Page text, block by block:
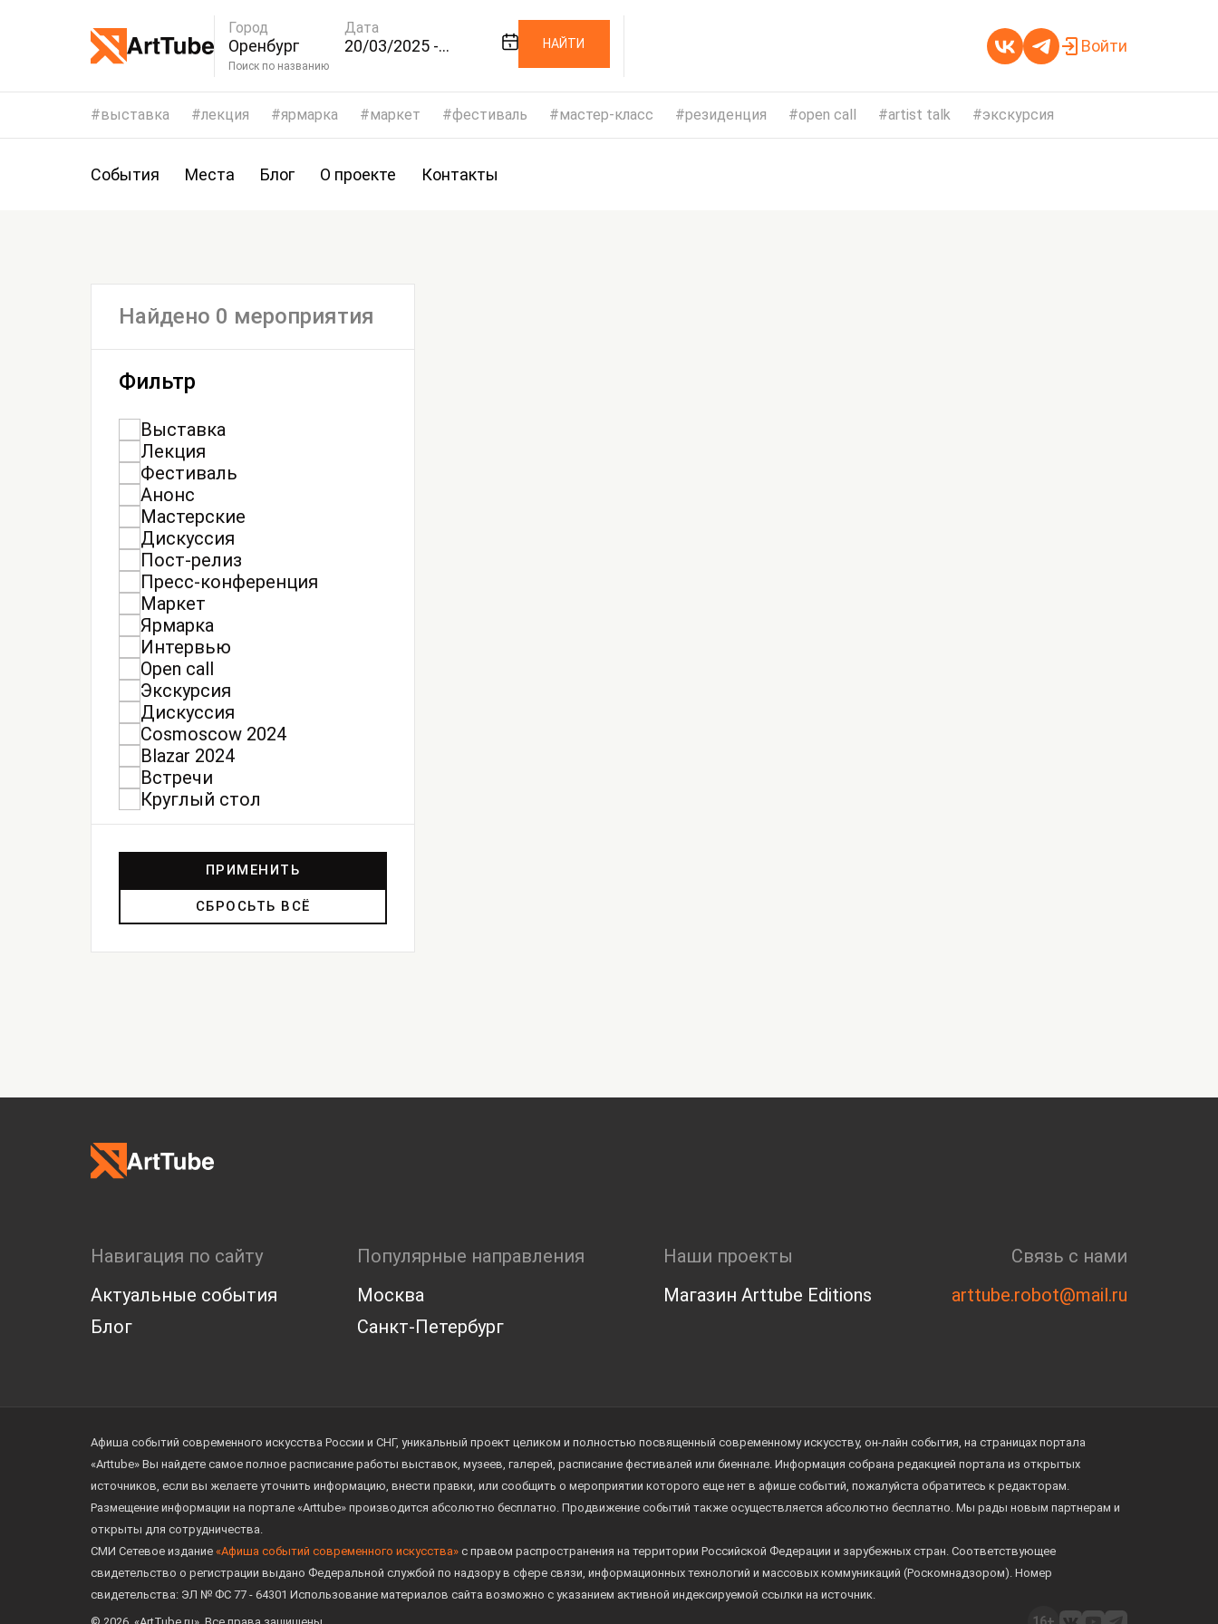
Город
Оренбург
Дата
20/03/2025 -
Поиск по названию
НАЙТИ Войти
выставка лекция ярмарка маркет фестиваль мастер-класс резиденция open call artist talk экскурсия
События Места Блог О проекте Контакты
Найдено 0 мероприятия
Фильтр
Выставка
Лекция
Фестиваль
Анонс
Мастерские
Дискуссия
Пост-релиз
Пресс-конференция
Маркет
Ярмарка
Интервью
Open call
Экскурсия
Дискуссия
Cosmoscow 2024
Blazar 2024
Встречи
Круглый стол
ПРИМЕНИТЬ
СБРОСЬТЬ ВСЁ
Навигация по сайту
Актуальные события
Блог
Популярные направления
Москва
Санкт-Петербург
Наши проекты
Магазин Arttube Editions
Связь с нами
arttube.robot@mail.ru
Афиша событий современного искусства России и СНГ, уникальный проект целиком и полностью посвященный современному искусству, он-лайн события, на страницах портала
«Arttube» Вы найдете самое полное расписание работы выставок, музеев, галерей, расписание фестивалей или биеннале. Информация собрана редакцией портала из открытых
источников, если вы желаете уточнить информацию, внести правки, или сообщить о мероприятии которого еще нет в афише событий, пожалуйста обратитесь к редакторам.
Размещение информации на портале «Arttube» производится абсолютно бесплатно. Продвижение событий также осуществляется абсолютно бесплатно. Мы рады новым партнерам и
открыты для сотрудничества.
СМИ Сетевое издание «Афиша событий современного искусства» с правом распространения на территории Российской Федерации и зарубежных стран. Соответствующее
свидетельство о регистрации выдано Федеральной службой по надзору в сфере связи, информационных технологий и массовых коммуникаций (Роскомнадзором). Номер
свидетельства: ЭЛ № ФС 77 - 64301 Использование материалов сайта возможно с указанием активной индексируемой ссылки на источник.
© 2026. «ArtTube.ru». Все права защищены.